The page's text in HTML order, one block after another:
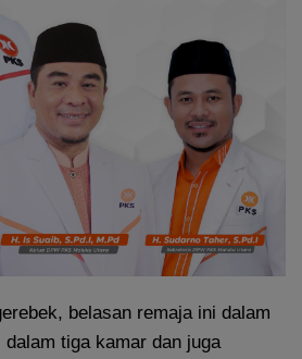
belasan remaja ini dalam
tiga kamar dan juga